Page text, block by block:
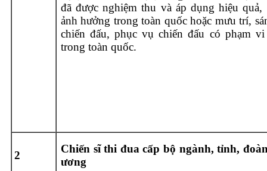
đã được nghiệm thu và áp dụng hiệu
ảnh hưởng trong toàn quốc hoặc mưu trí,
chiến đấu, phục vụ chiến đấu có phạm
trong toàn quốc.
2
Chiến sĩ thi đua cấp bộ ngành, tỉnh,
ương